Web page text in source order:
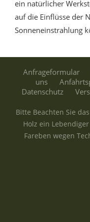
ein natürlicher
auf die Einflüsse der
Sonneneinstrahlung
Anfrageformular
uns
Datenschutz
Bitte Beachten Sie
Holz ein
Fareben wegen